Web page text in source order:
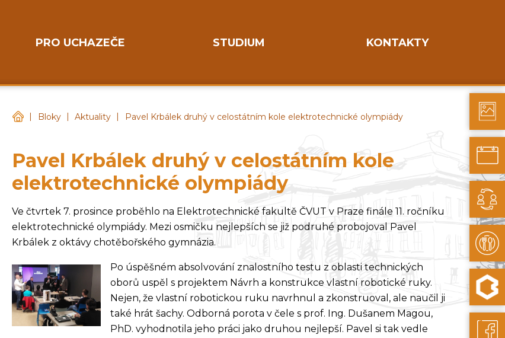
PRO UCHAZEČE STUDIUM KONTAKTY
Gymnázium Chotěboř
| Bloky | Aktuality | Pavel Krbálek druhý v celostátním kole elektrotechnické olympiády
Pavel Krbálek druhý v celostátním kole
elektrotechnické olympiády
Ve čtvrtek 7. prosince proběhlo na Elektrotechnické fakultě ČVUT v Praze finále 11. ročníku
elektrotechnické olympiády. Mezi osmičku nejlepších se již podruhé probojoval Pavel
Krbálek z oktávy chotěbořského gymnázia.
Po úspěšném absolvování znalostního testu z oblasti technických
oborů uspěl s projektem Návrh a konstrukce vlastní robotické ruky.
Nejen, že vlastní robotickou ruku navrhnul a zkonstruoval, ale naučil ji
také hrát šachy. Odborná porota v čele s prof. Ing. Dušanem Magou,
PhD. vyhodnotila jeho práci jako druhou nejlepší. Pavel si tak vedle